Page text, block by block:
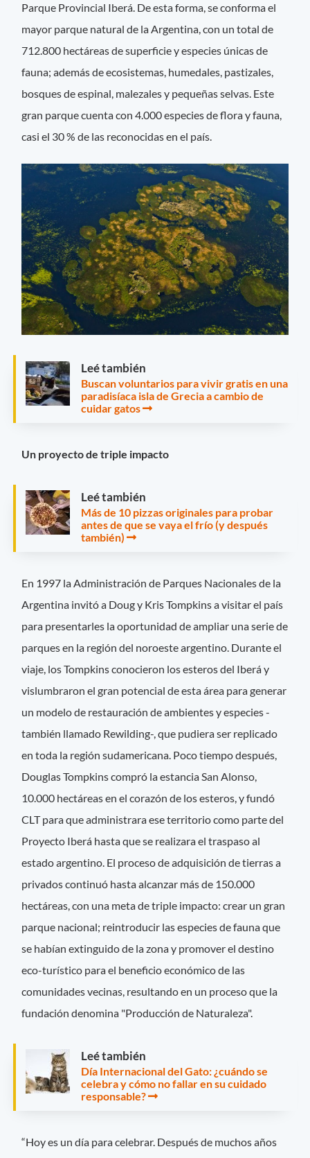
Parque Provincial Iberá. De esta forma, se conforma el
mayor parque natural de la Argentina, con un total de
712.800 hectáreas de superficie y especies únicas de
fauna; además de ecosistemas, humedales, pastizales,
bosques de espinal, malezales y pequeñas selvas. Este
gran parque cuenta con 4.000 especies de flora y fauna,
casi el 30 % de las reconocidas en el país.
Leé también
Buscan voluntarios para vivir gratis en una
paradisíaca isla de Grecia a cambio de
cuidar gatos
Un proyecto de triple impacto
Leé también
Más de 10 pizzas originales para probar
antes de que se vaya el frío (y después
también)
En 1997 la Administración de Parques Nacionales de la
Argentina invitó a Doug y Kris Tompkins a visitar el país
para presentarles la oportunidad de ampliar una serie de
parques en la región del noroeste argentino. Durante el
viaje, los Tompkins conocieron los esteros del Iberá y
vislumbraron el gran potencial de esta área para generar
un modelo de restauración de ambientes y especies -
también llamado Rewilding-, que pudiera ser replicado
en toda la región sudamericana. Poco tiempo después,
Douglas Tompkins compró la estancia San Alonso,
10.000 hectáreas en el corazón de los esteros, y fundó
CLT para que administrara ese territorio como parte del
Proyecto Iberá hasta que se realizara el traspaso al
estado argentino. El proceso de adquisición de tierras a
privados continuó hasta alcanzar más de 150.000
hectáreas, con una meta de triple impacto: crear un gran
parque nacional; reintroducir las especies de fauna que
se habían extinguido de la zona y promover el destino
eco-turístico para el beneficio económico de las
comunidades vecinas, resultando en un proceso que la
fundación denomina "Producción de Naturaleza".
Leé también
Día Internacional del Gato: ¿cuándo se
celebra y cómo no fallar en su cuidado
responsable?
“Hoy es un día para celebrar. Después de muchos años